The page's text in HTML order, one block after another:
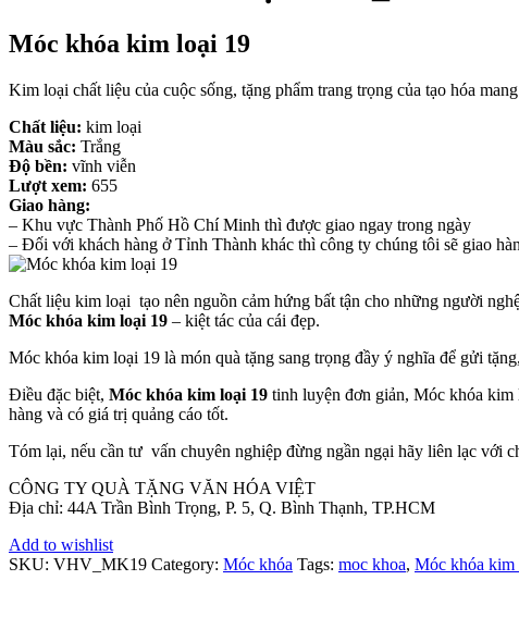
Móc khóa kim loại 19
Kim loại chất liệu của cuộc sống, tặng phẩm trang trọng của tạo hóa
Chất liệu: kim loại
Màu sắc: Trắng
Độ bền: vĩnh viễn
Lượt xem: 655
Giao hàng:
– Khu vực Thành Phố Hồ Chí Minh thì được giao ngay trong ngày
– Đối với khách hàng ở Tỉnh Thành khác thì công ty chúng tôi sẽ giao
Chất liệu kim loại tạo nên nguồn cảm hứng bất tận cho những người
Móc khóa kim loại 19 – kiệt tác của cái đẹp.
Móc khóa kim loại 19 là món quà tặng sang trọng đầy ý nghĩa để gửi
Điều đặc biệt, Móc khóa kim loại 19 tinh luyện đơn giản, Móc khóa kim
hàng và có giá trị quảng cáo tốt.
Tóm lại, nếu cần tư vấn chuyên nghiệp đừng ngần ngại hãy liên lạc với
CÔNG TY QUÀ TẶNG VĂN HÓA VIỆT
Địa chỉ: 44A Trần Bình Trọng, P. 5, Q. Bình Thạnh, TP.HCM
Add to wishlist
SKU: VHV_MK19 Category: Móc khóa Tags: moc khoa, Móc khóa kim